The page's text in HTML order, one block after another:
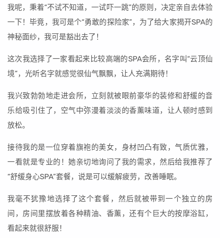
我呢，秉着“不试不知道，一试吓一跳”的原则，决定亲自去体验
一下！毕竟，我可是个“勇敢的探险家”，为了给大家揭开SPA的
神秘面纱，我可是豁出去了！
这次我选择了一家看起来比较高端的SPA会所，名字叫“云顶仙
境”，光听名字就感觉很仙气飘飘，让人充满期待！
我兴致勃勃地走进会所，立刻就被眼前豪华的装修和舒缓的音
乐给吸引住了，空气中弥漫着淡淡的香薰味道，让人顿时感到
放松。
接待我的是一位穿着旗袍的美女，身材凹凸有致，气质优雅，
一看就是专业的！她亲切地询问了我的需求，然后给我推荐了
“舒缓身心SPA”套餐，说是可以缓解疲劳，改善睡眠。
我毫不犹豫地选择了这个套餐，然后就被带到一个独立的房
间，房间里摆放着各种精油、香薰，还有个巨大的按摩浴缸，
看起来就很舒服！